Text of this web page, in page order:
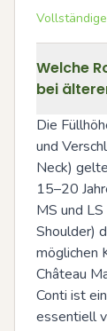
Welche
bei
Die
und
Neck)
15–20
MS und
Shoulder)
möglichen
Château
Conti ist
essentiell